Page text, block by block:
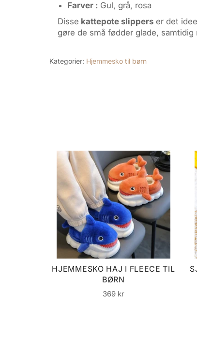
Farver : Gul, grå, rosa
Disse kattepote slippers er det
gøre de små fødder glade,
Kategorier: Hjemmesko til børn
HJEMMESKO HAJ I FLEECE TIL
BØRN
Normalpris
369 kr